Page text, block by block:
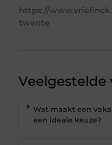
https://
twente
Veelgestelde
Wat maakt een
een ideale keuze?